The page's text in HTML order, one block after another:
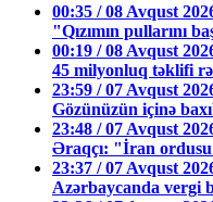
00:35 / 08 Avqust
"Qızımın pullarını
00:19 / 08 Avqust
45 milyonluq təklifi
23:59 / 07 Avqust
Gözünüzün içinə
23:48 / 07 Avqust
Əraqçı: "İran
23:37 / 07 Avqust
Azərbaycanda vergi